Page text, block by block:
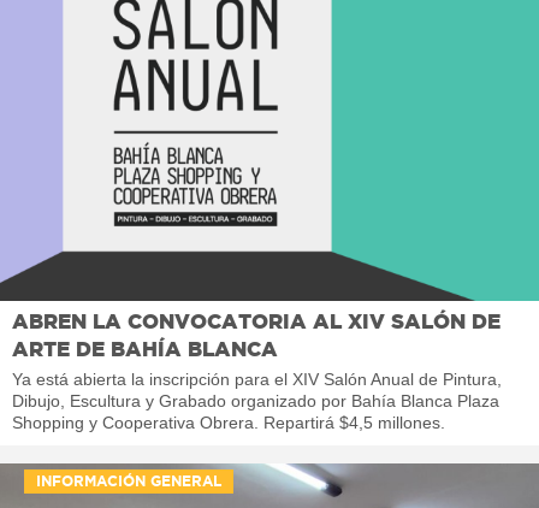
ABREN LA CONVOCATORIA AL XIV SALÓN DE
ARTE DE BAHÍA BLANCA
Ya está abierta la inscripción para el XIV Salón Anual de Pintura,
Dibujo, Escultura y Grabado organizado por Bahía Blanca Plaza
Shopping y Cooperativa Obrera. Repartirá $4,5 millones.
INFORMACIÓN GENERAL